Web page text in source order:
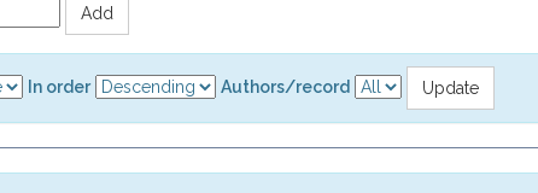
In order Authors/record